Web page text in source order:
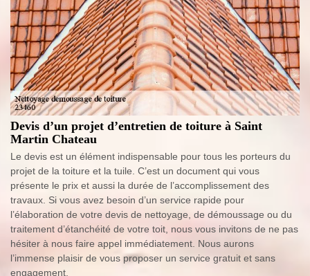
Devis d’un projet d’entretien de toiture à Saint
Martin Chateau
Le devis est un élément indispensable pour tous les porteurs du
projet de la toiture et la tuile. C’est un document qui vous
présente le prix et aussi la durée de l’accomplissement des
travaux. Si vous avez besoin d’un service rapide pour
l’élaboration de votre devis de nettoyage, de démoussage ou du
traitement d’étanchéité de votre toit, nous vous invitons de ne pas
hésiter à nous faire appel immédiatement. Nous aurons
l’immense plaisir de vous proposer un service gratuit et sans
engagement.